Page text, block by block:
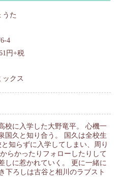
うた
4
円+税
ックス
校に入学した大野竜平。 心機一
国久と知り合う。 国久は全校生
知らずに入学してしまい、周り
らかったりフォローしたりして
しに惹かれていく。 更に一緒に
下ろしは古谷と相川のラブスト